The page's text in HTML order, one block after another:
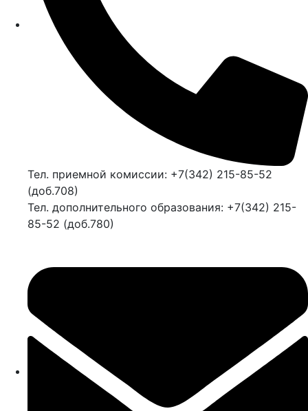
Тел. приемной комиссии: +7(342) 215-85-52
(доб.708)
Тел. дополнительного образования: +7(342) 215-
85-52 (доб.780)